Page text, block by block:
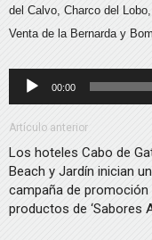
del Calvo, Charco del
Venta de la Bernarda y
Reproductor
de
audio
00:00
Artículo anterior
Los hoteles Cabo de
Beach y Jardín inician
campaña de promoción
productos de ‘Sabores